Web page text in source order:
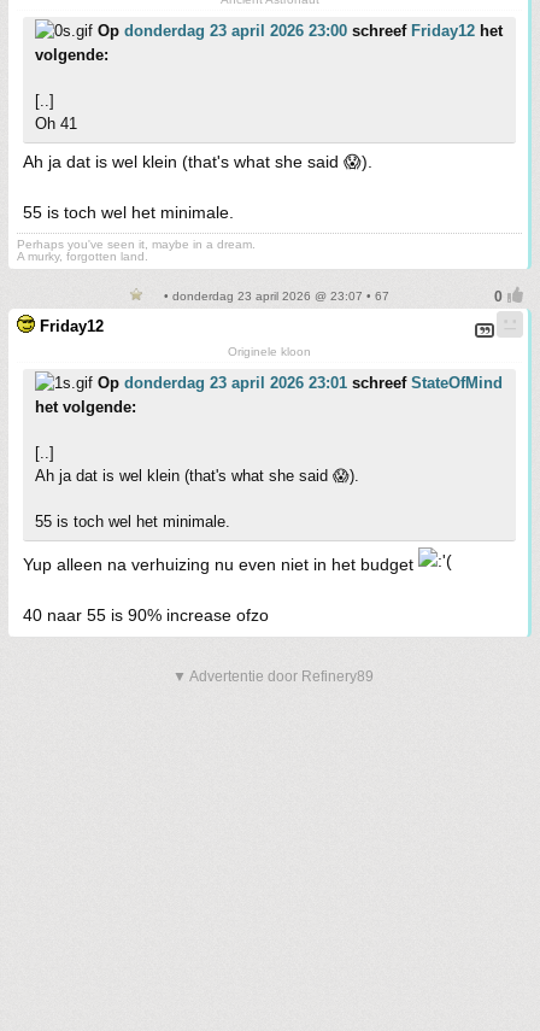
Op donderdag 23 april 2026 23:00 schreef Friday12 het
volgende:
[..]
Oh 41
Ah ja dat is wel klein (that's what she said 😱).
55 is toch wel het minimale.
Perhaps you've seen it, maybe in a dream.
A murky, forgotten land.
• donderdag 23 april 2026 @ 23:07 • 67
Friday12
Originele kloon
Op donderdag 23 april 2026 23:01 schreef StateOfMind
het volgende:
[..]
Ah ja dat is wel klein (that's what she said 😱).
55 is toch wel het minimale.
Yup alleen na verhuizing nu even niet in het budget
40 naar 55 is 90% increase ofzo
▼ Advertentie door Refinery89